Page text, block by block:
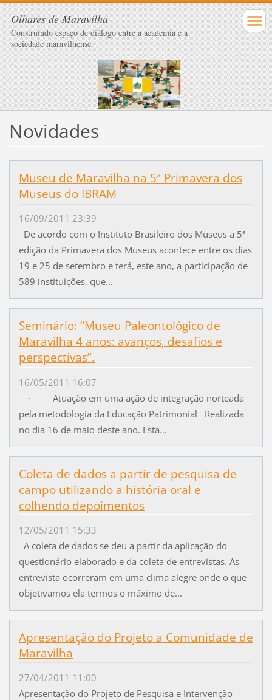
Olhares de Maravilha
Construindo espaço de diálogo entre a academia e a
sociedade maravilhense.
Novidades
Museu de Maravilha na 5ª Primavera dos
Museus do IBRAM
16/09/2011 23:39
De acordo com o Instituto Brasileiro dos Museus a 5ª
edição da Primavera dos Museus acontece entre os dias
19 e 25 de setembro e terá, este ano, a participação de
589 instituições, que...
Seminário: “Museu Paleontológico de
Maravilha 4 anos: avanços, desafios e
perspectivas”.
16/05/2011 16:07
· Atuação em uma ação de integração norteada
pela metodologia da Educação Patrimonial Realizada
no dia 16 de maio deste ano. Esta...
Coleta de dados a partir de pesquisa de
campo utilizando a história oral e
colhendo depoimentos
12/05/2011 15:33
A coleta de dados se deu a partir da aplicação do
questionário elaborado e da coleta de entrevistas. As
entrevista ocorreram em uma clima alegre onde o que
objetivamos ela termos o máximo de...
Apresentação do Projeto a Comunidade de
Maravilha
27/04/2011 11:00
Apresentação do Projeto de Pesquisa e Intervenção